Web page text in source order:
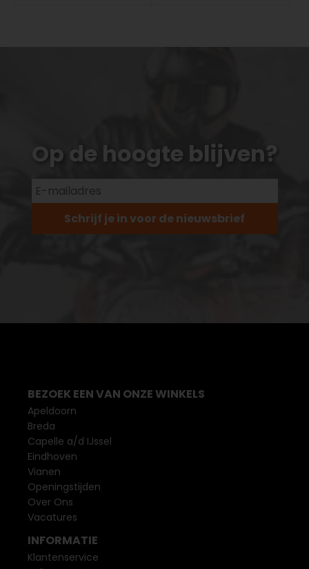
Op de hoogte blijven?
Schrijf je in voor de nieuwsbrief
BEZOEK EEN VAN ONZE WINKELS
Apeldoorn
Breda
Capelle a/d IJssel
Eindhoven
Vianen
Openingstijden
Over Ons
Vacatures
INFORMATIE
Klantenservice